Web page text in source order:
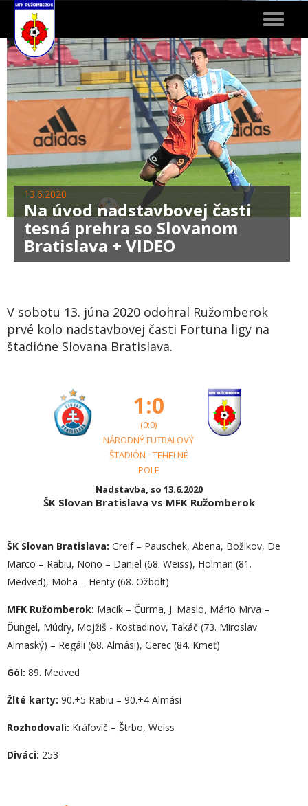
Toggle
13.6.2020
Na úvod nadstavbovej časti
tesná prehra so Slovanom
Bratislava + VIDEO
V sobotu 13. júna 2020 odohral Ružomberok
prvé kolo nadstavbovej časti Fortuna ligy na
štadióne Slovana Bratislava.
1:0
(0:0)
NÁRODNÝ FUTBALOVÝ
ŠTADIÓN - TEHELNÉ
POLE
Nadstavba, so 13.6.2020
ŠK Slovan Bratislava vs MFK Ružomberok
ŠK Slovan Bratislava: Greif – Pauschek, Abena, Božikov, De
Marco – Rabiu, Nono – Daniel (68. Weiss), Holman (81.
Medved), Moha – Henty (68. Ožbolt)
MFK Ružomberok: Macík – Čurma, J. Maslo, Mário Mrva –
Ďungel, Múdry, Mojžiš - Kostadinov, Takáč (73. Miroslav
Almaský) – Regáli (68. Almási), Gerec (84. Kmeť)
Gól: 89. Medved
Žlté karty: 90.+5 Rabiu – 90.+4 Almási
Rozhodovali: Kráľovič – Štrbo, Weiss
Diváci: 253